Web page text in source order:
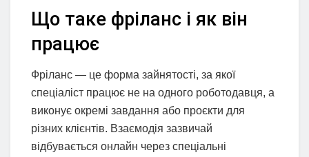
Що таке фріланс і як він
працює
Фріланс — це форма зайнятості, за якої
спеціаліст працює не на одного роботодавця, а
виконує окремі завдання або проєкти для
різних клієнтів. Взаємодія зазвичай
відбувається онлайн через спеціальні